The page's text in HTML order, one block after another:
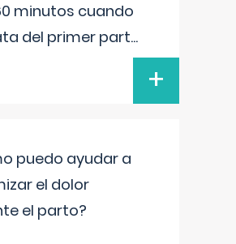
minutos cuando
del primer part...
+
puedo ayudar a
el dolor
el parto?